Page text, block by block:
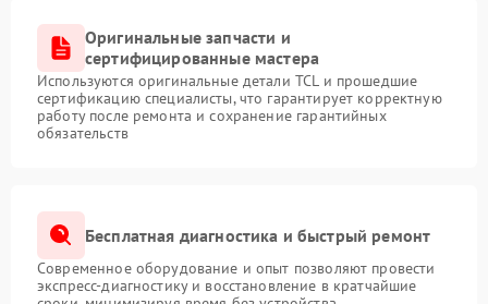
Оригинальные запчасти и
сертифицированные мастера
Используются оригинальные детали TCL и прошедшие
сертификацию специалисты, что гарантирует корректную
работу после ремонта и сохранение гарантийных
обязательств
Бесплатная диагностика и быстрый ремонт
Современное оборудование и опыт позволяют провести
экспресс-диагностику и восстановление в кратчайшие